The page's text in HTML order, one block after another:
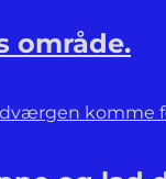
område.